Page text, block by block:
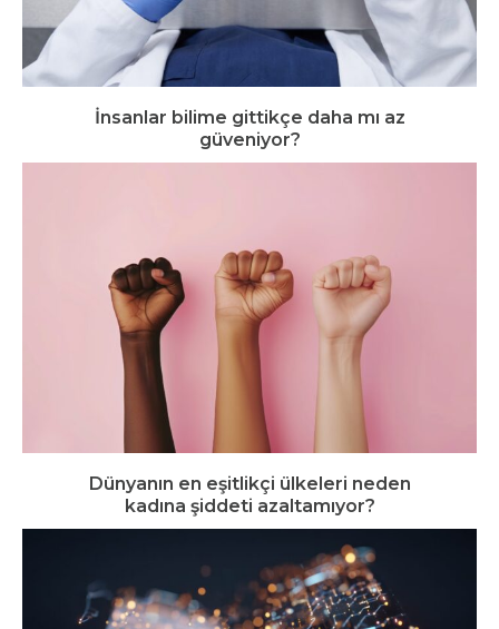
İnsanlar bilime gittikçe daha mı az
güveniyor?
Dünyanın en eşitlikçi ülkeleri neden
kadına şiddeti azaltamıyor?